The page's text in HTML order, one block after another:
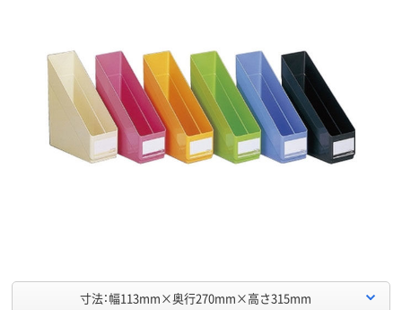
寸法：幅113mm×奥行270mm×高さ315mm